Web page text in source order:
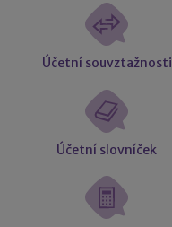
Účetní souvztažnosti
Účetní slovníček